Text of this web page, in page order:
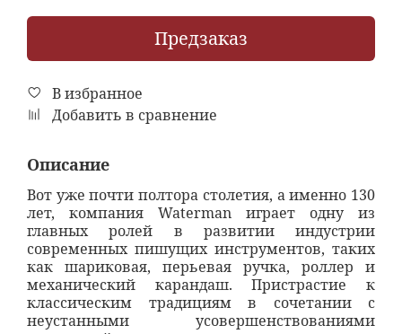
Предзаказ
В избранное
Добавить в сравнение
Описание
Вот уже почти полтора столетия, а именно 130
лет, компания Waterman играет одну из
главных ролей в развитии индустрии
современных пишущих инструментов, таких
как шариковая, перьевая ручка, роллер и
механический карандаш. Пристрастие к
классическим традициям в сочетании с
неустанными усовершенствованиями